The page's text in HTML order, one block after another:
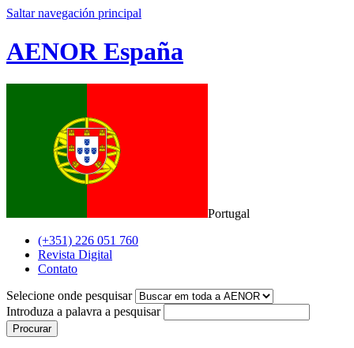
Saltar navegación principal
AENOR España
Portugal
(+351) 226 051 760
Revista Digital
Contato
Selecione onde pesquisar
Introduza a palavra a pesquisar
Procurar